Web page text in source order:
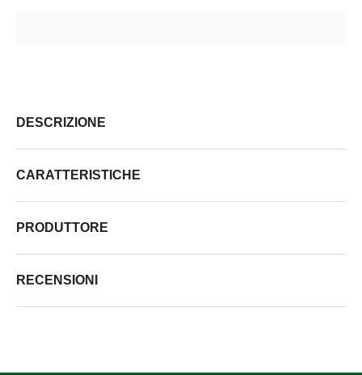
DESCRIZIONE
CARATTERISTICHE
PRODUTTORE
RECENSIONI